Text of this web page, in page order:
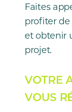
Faites
profiter de
et obtenir
projet.
VOTRE
VOUS